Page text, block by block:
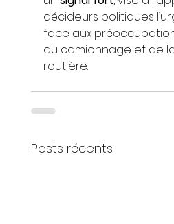
décideurs politiques
face aux
du camionnage et de
routière.
Posts récents